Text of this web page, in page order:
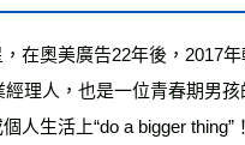
在奧美廣告22年後，2017
理人，也是一位青春期男
人生活上“do a bigger thing”！